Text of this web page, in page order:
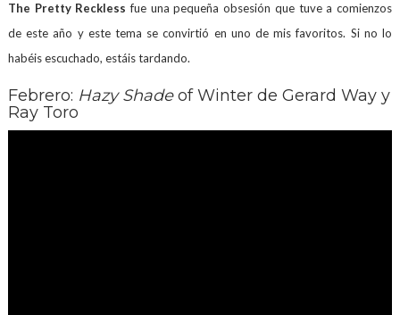
The Pretty Recklessfue una pequeña obsesión que tuve a comienzos
de este año y este tema se convirtió en uno de mis favoritos. Si no lo
habéis escuchado, estáis tardando.
Febrero: Hazy Shadeof Winter de Gerard Way y
Ray Toro